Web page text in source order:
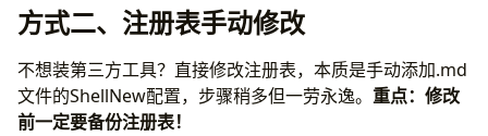
方式二、注册表手动修改
不想装第三方工具？直接修改注册表，本质是手动添加.md
文件的ShellNew配置，步骤稍多但一劳永逸。 重点：修改
前一定要备份注册表！